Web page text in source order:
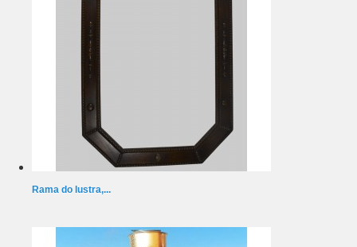
Rama do lustra,...